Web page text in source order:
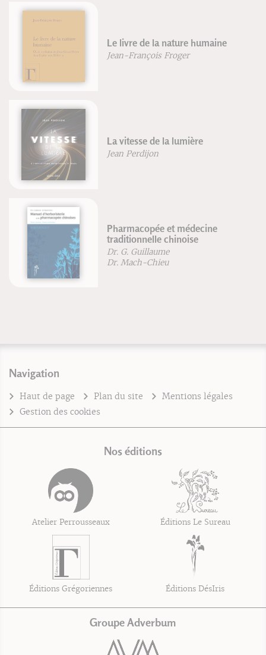
Le livre de la nature humaine
Jean-François Froger
La vitesse de la lumière
Jean Perdijon
Pharmacopée et médecine
traditionnelle chinoise
Dr. G. Guillaume
Dr. Mach-Chieu
Navigation
Haut de page Plan du site
Mentions légales
Gestion des cookies
Nos éditions
Atelier Perrousseaux Éditions Le Sureau
Éditions Grégoriennes Éditions DésIris
Groupe Adverbum